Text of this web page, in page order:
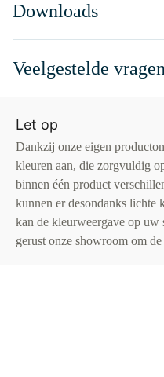
Downloads
Veelgestelde vragen
Let op
Dankzij onze eigen
kleuren aan, die zorgvuldig
binnen één product
kunnen er desondanks lichte
kan de kleurweergave op
gerust onze showroom om